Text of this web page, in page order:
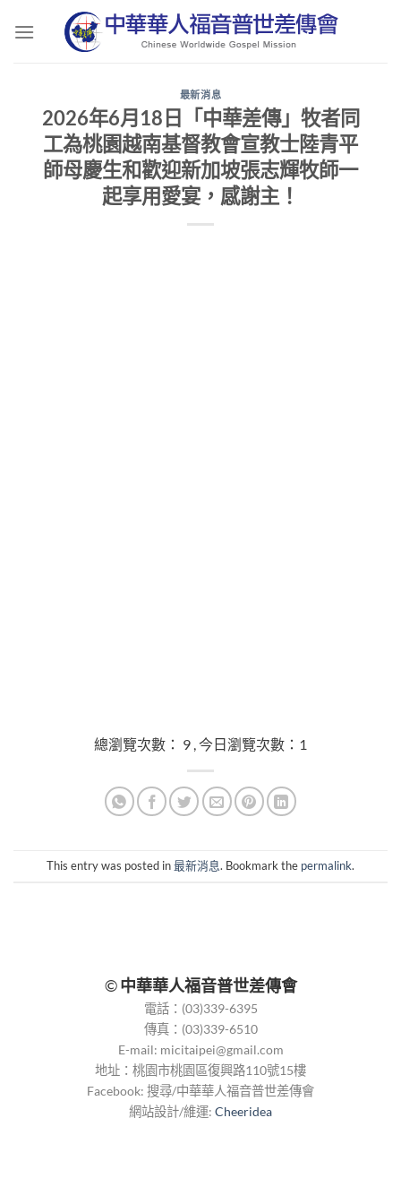
最新消息
2026年6月18日「中華差傳」牧者同
工為桃園越南基督教會宣教士陸青平
師母慶生和歡迎新加坡張志輝牧師一
起享用愛宴，感謝主！
總瀏覽次數： 9 , 今日瀏覽次數：1
This entry was posted in最新消息. Bookmark the permalink.
©中華華人福音普世差傳會
電話：(03)339-6395
傳真：(03)339-6510
E-mail: micitaipei@gmail.com
地址：桃園市桃園區復興路110號15樓
Facebook: 搜尋/中華華人福音普世差傳會
網站設計/維運: Cheeridea